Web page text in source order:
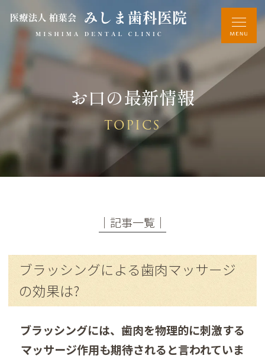
お口の最新情報
TOPICS
│記事一覧│
ブラッシングによる歯肉マッサージ
の効果は?
ブラッシングには、歯肉を物理的に刺激する
マッサージ作用も期待されると言われていま